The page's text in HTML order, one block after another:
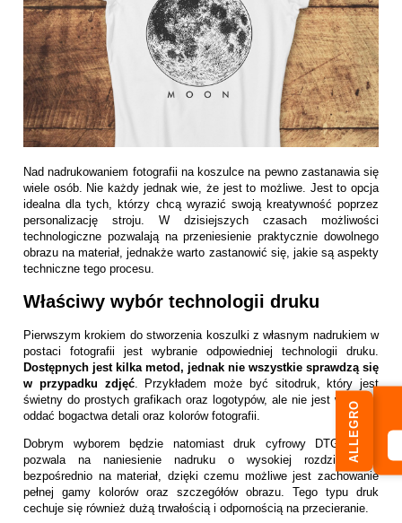
Nad nadrukowaniem fotografii na koszulce na pewno zastanawia się
wiele osób. Nie każdy jednak wie, że jest to możliwe. Jest to opcja
idealna dla tych, którzy chcą wyrazić swoją kreatywność poprzez
personalizację stroju. W dzisiejszych czasach możliwości
technologiczne pozwalają na przeniesienie praktycznie dowolnego
obrazu na materiał, jednakże warto zastanowić się, jakie są aspekty
techniczne tego procesu.
Właściwy wybór technologii druku
Pierwszym krokiem do stworzenia koszulki z własnym nadrukiem w
postaci fotografii jest wybranie odpowiedniej technologii druku.
Dostępnych jest kilka metod, jednak nie wszystkie sprawdzą się
w przypadku zdjęć. Przykładem może być sitodruk, który jest
świetny do prostych grafikach oraz logotypów, ale nie jest w stanie
oddać bogactwa detali oraz kolorów fotografii.
Dobrym wyborem będzie natomiast druk cyfrowy DTG, który
pozwala na naniesienie nadruku o wysokiej rozdzielczości
bezpośrednio na materiał, dzięki czemu możliwe jest zachowanie
pełnej gamy kolorów oraz szczegółów obrazu. Tego typu druk
cechuje się również dużą trwałością i odpornością na przecieranie.
ALLEGRO